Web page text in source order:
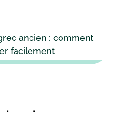
ancien : comment
facilement